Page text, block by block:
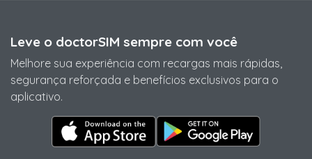
Leve o doctorSIM sempre com você
Melhore sua experiência com recargas mais rápidas,
segurança reforçada e benefícios exclusivos para o
aplicativo.